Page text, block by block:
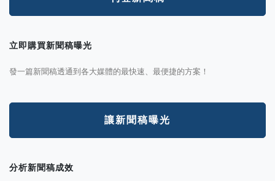
立即購買新聞稿曝光
發一篇新聞稿透通到各大媒體的最快速、最便捷的方案！
讓新聞稿曝光
分析新聞稿成效